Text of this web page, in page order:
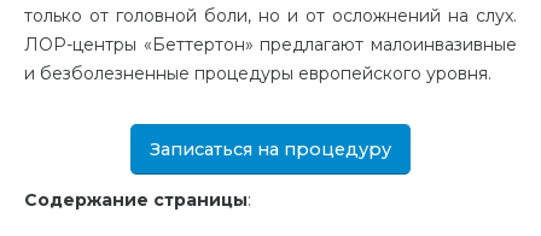
только от головной боли, но и от осложнений на слух.
ЛОР-центры «Беттертон» предлагают малоинвазивные
и безболезненные процедуры европейского уровня.
Записаться на процедуру
Содержание страницы: